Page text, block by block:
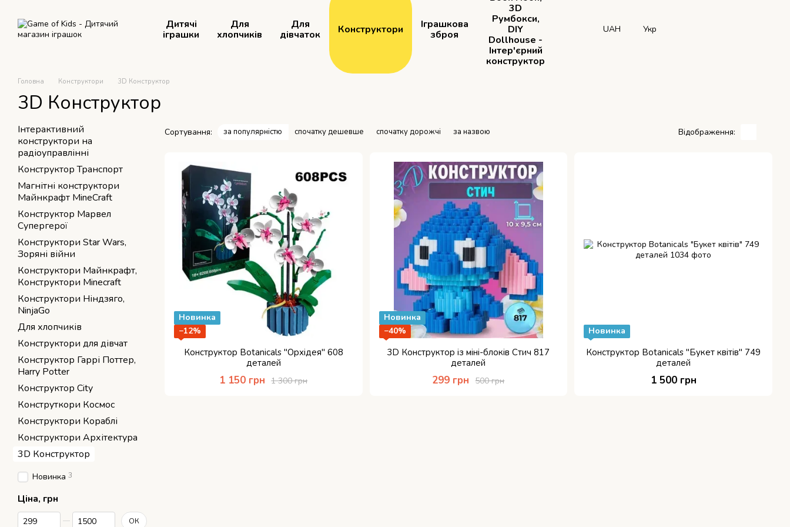
Дитячі
іграшки
Для
хлопчиків
Для
дівчаток
Конструктори
Іграшкова
зброя
3D
Румбокси,
DIY
Dollhouse -
Інтер'єрний
конструктор
UAH Укр
Головна Конструктори 3D Конструктор
3D Конструктор
Сортування: за популярністю спочатку дешевше спочатку дорожчі за назвою Відображення:
Новинка
−12%
Конструктор Botanicals "Орхідея" 608
деталей
1 300 грн
1 150 грн
Новинка
−40%
3D Конструктор із міні-блоків Стич 817
деталей
500 грн
299 грн
Новинка
Конструктор Botanicals "Букет квітів" 749
деталей
1 500 грн
Інтерактивний
конструктори на
радіоуправлінні
Конструктор Транспорт
Магнітні конструктори
Майнкрафт MineCraft
Конструктор Марвел
Супергерої
Конструктори Star Wars,
Зоряні війни
Конструктори Майнкрафт,
Конструктори Minecraft
Конструктори Ніндзяго,
NinjaGo
Для хлопчиків
Конструктори для дівчат
Конструктор Гаррі Поттер,
Harry Potter
Конструктор City
Конструткори Космос
Конструктори Кораблі
Конструктори Архітектура
3D Конструктор
Новинка 3
Ціна, грн
Від Ціна, грн
До Ціна, грн ОК